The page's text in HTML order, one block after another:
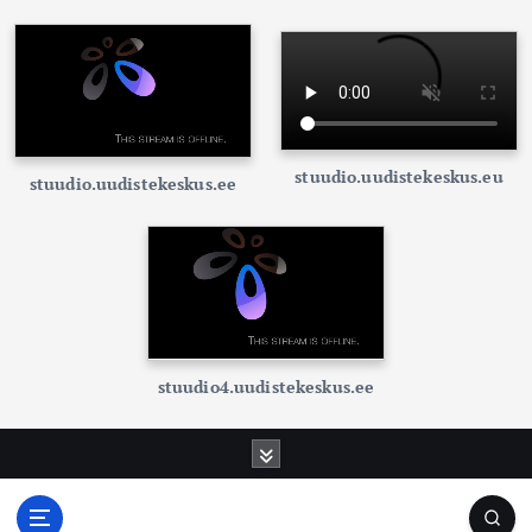
stuudio.uudistekeskus.ee stuudio.uudistekeskus.eu
stuudio4.uudistekeskus.ee